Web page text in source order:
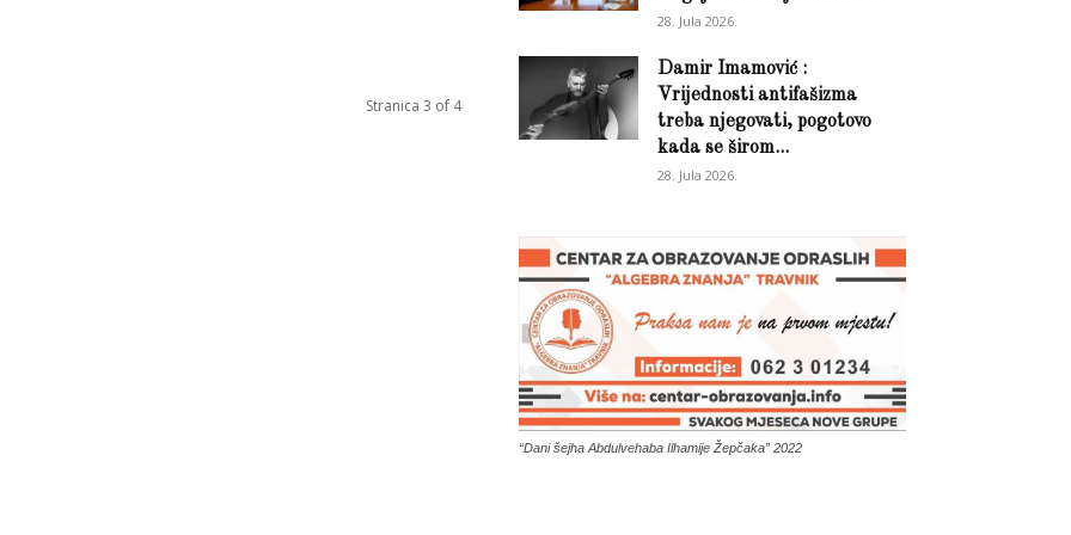
Stranica 3 of 4
28. Jula 2026.
Damir Imamović :
Vrijednosti antifašizma
treba njegovati, pogotovo
kada se širom...
28. Jula 2026.
“Dani šejha Abdulvehaba Ilhamije Žepčaka” 2022